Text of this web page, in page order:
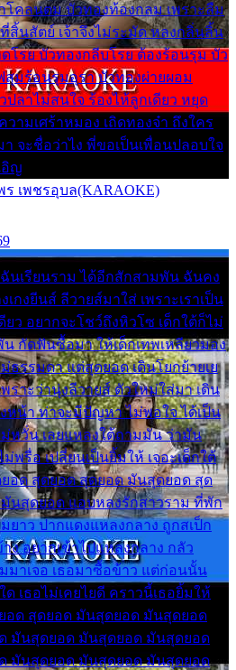
โคลนตม บัวทองท้องกลม เพราะลืม
สิ้นสัตย์ เจ้าจึงไม่ระมัด หลงกลิ่นลิ้น
โรย บัวทองกลีบโรย ต้องร้อนรุม บัว
มร้อนรุมอุรา บัวทองผ่ายผอม
ปลาไม่สนใจ ร้องไห้ลูกเดียว หยุด
วามเศร้าหมอง เถิดทองจ๋า ถึงใคร
า จะชื่อว่าไง พี่ขอเป็นเพื่อนปลอบใจ
อิญ
ร เพชรอุบล(KARAOKE)
นเรียนราม ได้อีกสักสามพัน ฉันคง
กงยีนส์ ลีวายส์มาใส่ เพราะเราเป็น
ยว อยากจะโชว์ถึงหิวโซ เด็กใต้ก็ไม่
กัดฟันซื้อมา ให้เด็กเทพเหลียวมอง
ธรรมดา แต่สุดยอด เดินโยกย้ายเย
ราะว่านุ่งลีวายส์ ตัวใหม่ใส่มา เดิน
หน้า ท่าจะมีปัญหา ไม่พอใจ ได้เป็น
หวั่น เลยแหลงใต้ถามมัน ว่ามัน
พรื่อ เปลี่ยนเป็นยิ้มให้ เจอะเด็กใต้
ยอด สุดยอด สุดยอด มันสุดยอด สุด
นสุดยอด แอบหลงรักสาวราม ที่พัก
ยาว ปากแดงแหลงกลาง ถูกสเป็ก
ง อยากเข้าไปแหลงกลาง กลัว
มาเจอ เธอมาซื้อข้าว แต่ก่อนนั้น
ด เธอไม่เคยไยดี คราวนี้เธอยิ้มให้
อด สุดยอด มันสุดยอด มันสุดยอด
มันสุดยอด มันสุดยอด มันสุดยอด
มันสุดยอด มันสุดยอด มันสุดยอด